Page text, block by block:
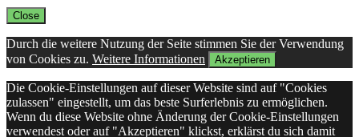
Close
Durch die weitere Nutzung der Seite stimmen Sie der Verwendung
von Cookies zu. Weitere Informationen Akzeptieren
Die Cookie-Einstellungen auf dieser Website sind auf "Cookies
zulassen" eingestellt, um das beste Surferlebnis zu ermöglichen.
Wenn du diese Website ohne Änderung der Cookie-Einstellungen
verwendest oder auf "Akzeptieren" klickst, erklärst du sich damit